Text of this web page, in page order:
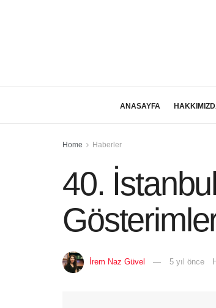
ANASAYFA
Home Haberler
40.
İrem Naz Güvel 5 yıl önce